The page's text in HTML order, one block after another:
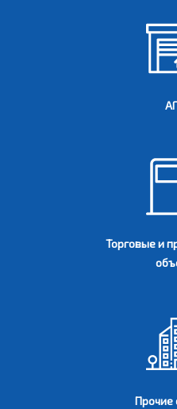
Торговые и
Прочие